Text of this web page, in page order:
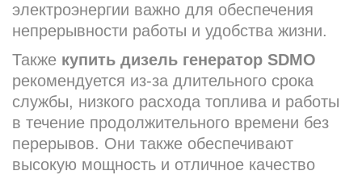
электроэнергии важно для обеспечения
непрерывности работы и удобства жизни.
Также купить дизель генератор SDMO
рекомендуется из-за длительного срока
службы, низкого расхода топлива и работы
в течение продолжительного времени без
перерывов. Они также обеспечивают
высокую мощность и отличное качество